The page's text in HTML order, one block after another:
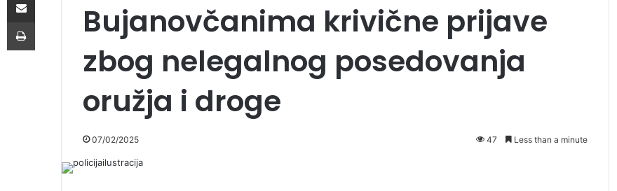
Bujanovčanima krivične prijave
zbog nelegalnog posedovanja
oružja i droge
07/02/2025 47 Less than a minute